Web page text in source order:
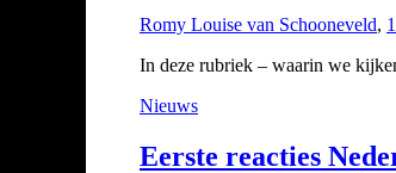
Romy Louise van Schooneveld,
In deze rubriek – waarin we
Nieuws
Eerste reacties